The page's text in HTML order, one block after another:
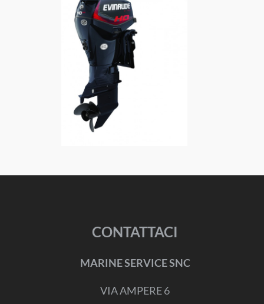
CONTATTACI
MARINE SERVICE SNC
VIA AMPERE 6